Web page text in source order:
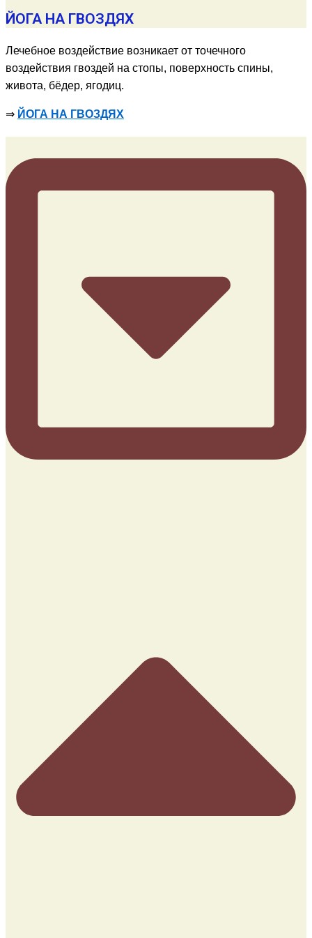
ЙОГА НА ГВОЗДЯХ
Лечебное воздействие возникает от точечного
воздействия гвоздей на стопы, поверхность спины,
живота, бёдер, ягодиц.
⇒ ЙОГА НА ГВОЗДЯХ